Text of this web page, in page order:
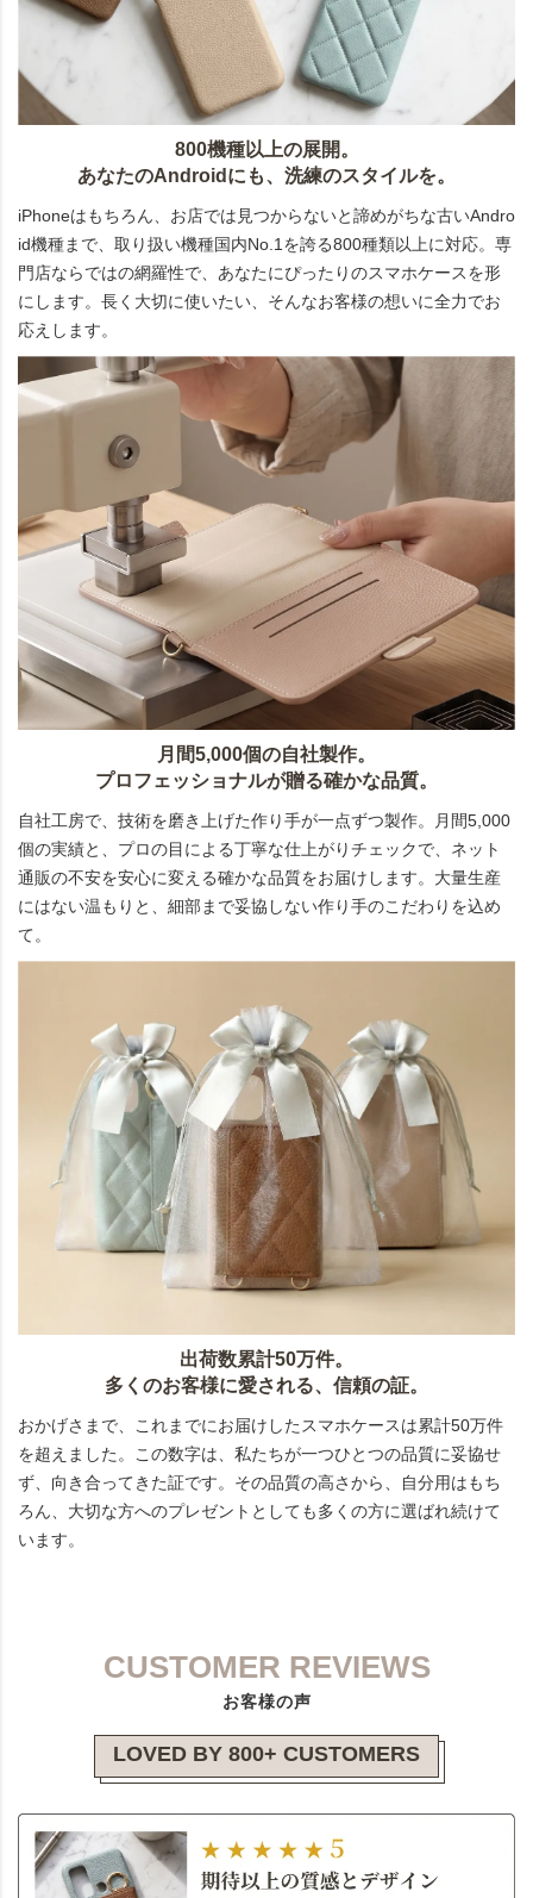
800機種以上の展開。
あなたのAndroidにも、洗練のスタイルを。
iPhoneはもちろん、お店では見つからないと諦めがちな古いAndro
id機種まで、取り扱い機種国内No.1を誇る800種類以上に対応。専
門店ならではの網羅性で、あなたにぴったりのスマホケースを形
にします。長く大切に使いたい、そんなお客様の想いに全力でお
応えします。
月間5,000個の自社製作。
プロフェッショナルが贈る確かな品質。
自社工房で、技術を磨き上げた作り手が一点ずつ製作。月間5,000
個の実績と、プロの目による丁寧な仕上がりチェックで、ネット
通販の不安を安心に変える確かな品質をお届けします。大量生産
にはない温もりと、細部まで妥協しない作り手のこだわりを込め
て。
出荷数累計50万件。
多くのお客様に愛される、信頼の証。
おかげさまで、これまでにお届けしたスマホケースは累計50万件
を超えました。この数字は、私たちが一つひとつの品質に妥協せ
ず、向き合ってきた証です。その品質の高さから、自分用はもち
ろん、大切な方へのプレゼントとしても多くの方に選ばれ続けて
います。
CUSTOMER REVIEWS
お客様の声
LOVED BY 800+ CUSTOMERS